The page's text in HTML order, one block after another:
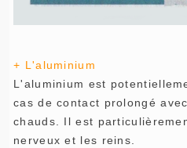
+ L'aluminium
L'aluminium est
cas de contact prolongé
chauds. Il est
nerveux et les reins.